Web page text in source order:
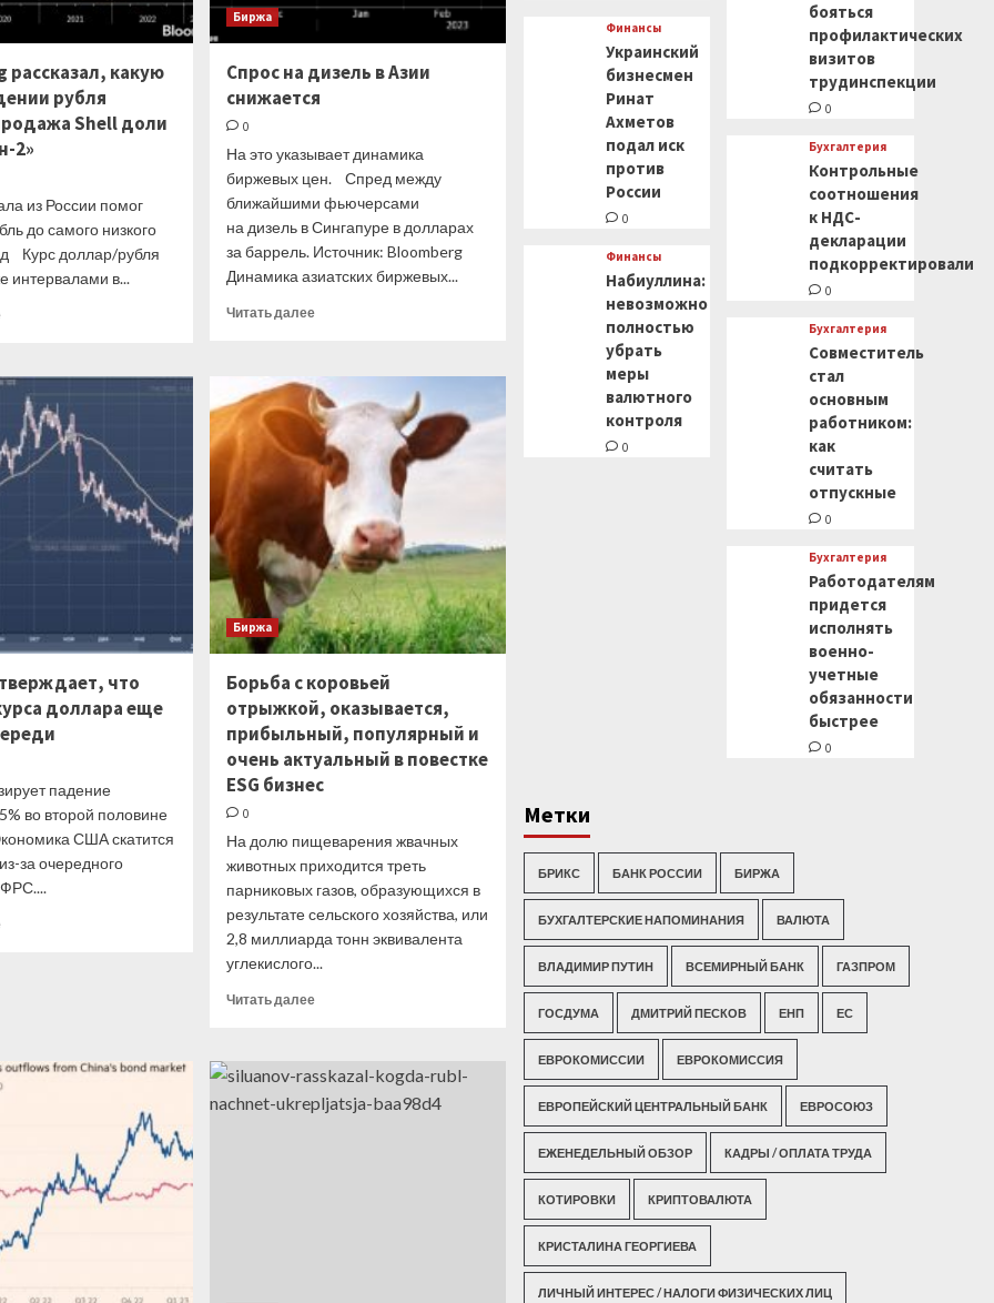
рассказал, какую
рубля
Shell доли
2»
из России помог
до самого низкого
Курс доллар/рубля
интервалами в...
Прочитать
Bloomberg
рассказал,
какую
роль
в
падении
продажа
Биржа
Спрос на дизель в Азии
снижается
0
На это указывает динамика
биржевых цен. Спред между
ближайшими фьючерсами
на дизель в Сингапуре в долларах
за баррель. Источник: Bloomberg
Динамика азиатских биржевых...
Читать далееПрочитать
Спрос
на
дизель
в
Азии
снижается
что
доллара еще
падение
во второй половине
США скатится
за очередного
Прочитать
курса
доллара
Биржа
Борьба с коровьей
отрыжкой, оказывается,
прибыльный, популярный и
очень актуальный в повестке
ESG бизнес
0
На долю пищеварения жвачных
животных приходится треть
парниковых газов, образующихся в
результате сельского хозяйства, или
2,8 миллиарда тонн эквивалента
углекислого...
Читать далееПрочитать
с
коровьей
Финансы
Украинский
бизнесмен
Ринат
Ахметов
подал иск
против
России
0
Финансы
Набиуллина:
невозможно
полностью
убрать
меры
валютного
контроля
0
бояться
профилактических
визитов
трудинспекции
0
Бухгалтерия
Контрольные
соотношения
к НДС-
декларации
подкорректировали
0
Бухгалтерия
Совместитель
стал
основным
работником:
как
считать
отпускные
0
Бухгалтерия
Работодателям
придется
исполнять
военно-
учетные
обязанности
быстрее
0
Метки
БРИКС БАНК РОССИИ БИРЖА
БУХГАЛТЕРСКИЕ НАПОМИНАНИЯ ВАЛЮТА
ВЛАДИМИР ПУТИН ВСЕМИРНЫЙ БАНК ГАЗПРОМ
ГОСДУМА ДМИТРИЙ ПЕСКОВ ЕНП ЕС
ЕВРОКОМИССИИ ЕВРОКОМИССИЯ
ЕВРОПЕЙСКИЙ ЦЕНТРАЛЬНЫЙ БАНК ЕВРОСОЮЗ
ЕЖЕНЕДЕЛЬНЫЙ ОБЗОР КАДРЫ / ОПЛАТА ТРУДА
КОТИРОВКИ КРИПТОВАЛЮТА
КРИСТАЛИНА ГЕОРГИЕВА
ЛИЧНЫЙ ИНТЕРЕС / НАЛОГИ ФИЗИЧЕСКИХ ЛИЦ